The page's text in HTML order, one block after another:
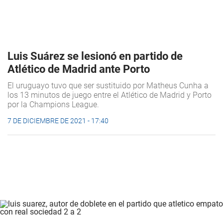
Luis Suárez se lesionó en partido de
Atlético de Madrid ante Porto
El uruguayo tuvo que ser sustituido por Matheus Cunha a
los 13 minutos de juego entre el Atlético de Madrid y Porto
por la Champions League.
7 DE DICIEMBRE DE 2021 - 17:40